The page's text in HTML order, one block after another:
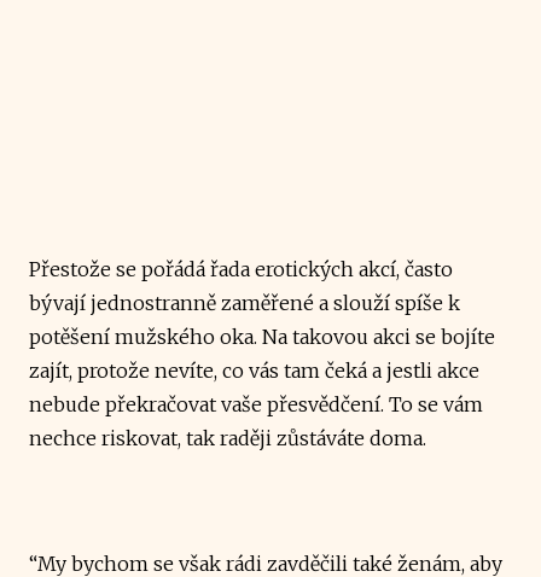
Přestože se pořádá řada erotických akcí, často
bývají jednostranně zaměřené a slouží spíše k
potěšení mužského oka. Na takovou akci se bojíte
zajít, protože nevíte, co vás tam čeká a jestli akce
nebude překračovat vaše přesvědčení. To se vám
nechce riskovat, tak raději zůstáváte doma.
“My bychom se však rádi zavděčili také ženám, aby